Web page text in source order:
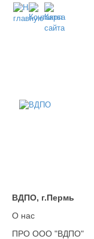
ВДПО, г.Пермь
О нас
ПРО ООО "ВДПО"